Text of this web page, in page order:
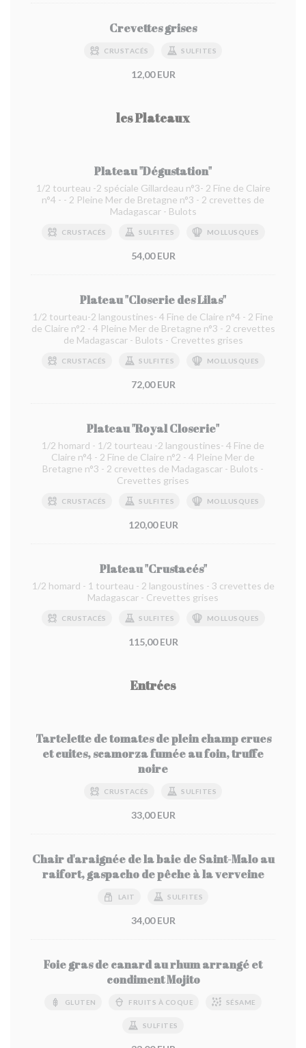
Crevettes grises
CRUSTACÉS SULFITES
12,00 EUR
les Plateaux
Plateau "Dégustation"
1/2 tourteau -2 spéciale Gillardeau n°3- 2 Fine de Claire
n°4 - - 2 Pleine Mer de Bretagne n°3 - 2 crevettes de
Madagascar - Bulots
CRUSTACÉS SULFITES MOLLUSQUES
54,00 EUR
Plateau "Closerie des Lilas"
1/2 tourteau-2 langoustines- 4 Fine de Claire n°4 - 2 Fine
de Claire n°2 - 4 Pleine Mer de Bretagne n°3 - 2 crevettes
de Madagascar - Bulots - Crevettes grises
CRUSTACÉS SULFITES MOLLUSQUES
72,00 EUR
Plateau "Royal Closerie"
1/2 homard - 1/2 tourteau -2 langoustines- 4 Fine de
Claire n°4 - 2 Fine de Claire n°2 - 4 Pleine Mer de
Bretagne n°3 - 2 crevettes de Madagascar - Bulots -
Crevettes grises
CRUSTACÉS SULFITES MOLLUSQUES
120,00 EUR
Plateau "Crustacés"
1/2 homard - 1 tourteau - 2 langoustines - 3 crevettes de
Madagascar - Crevettes grises
CRUSTACÉS SULFITES MOLLUSQUES
115,00 EUR
Entrées
Tartelette de tomates de plein champ crues
et cuites, scamorza fumée au foin, truffe
noire
CRUSTACÉS SULFITES
33,00 EUR
Chair d'araignée de la baie de Saint-Malo au
raifort, gaspacho de pêche à la verveine
LAIT SULFITES
34,00 EUR
Foie gras de canard au rhum arrangé et
condiment Mojito
GLUTEN FRUITS À COQUE SÉSAME
SULFITES